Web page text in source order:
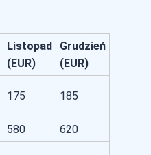
Listopad
(EUR)
Grudzień
(EUR)
175 185
580
620